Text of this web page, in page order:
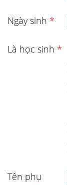
Ngày sinh *
Là học sinh *
Tên phụ